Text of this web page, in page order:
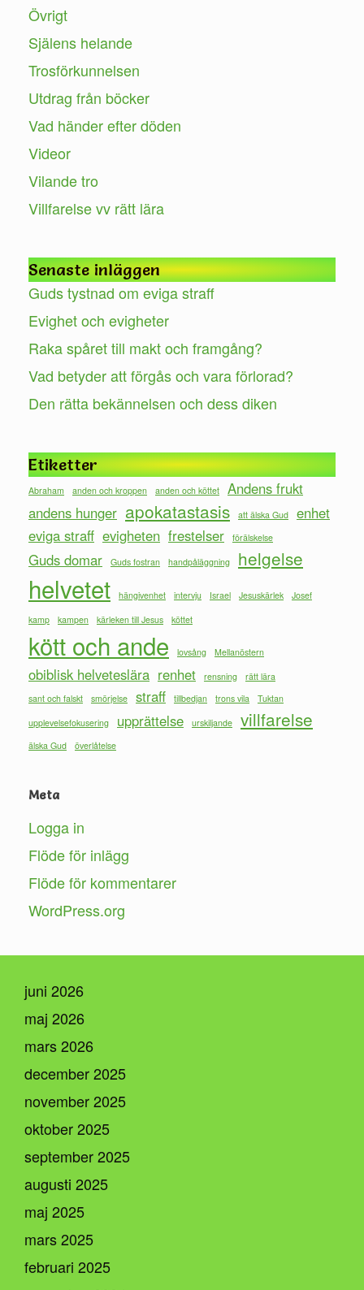
Övrigt
Själens helande
Trosförkunnelsen
Utdrag från böcker
Vad händer efter döden
Videor
Vilande tro
Villfarelse vv rätt lära
Senaste inläggen
Guds tystnad om eviga straff
Evighet och evigheter
Raka spåret till makt och framgång?
Vad betyder att förgås och vara förlorad?
Den rätta bekännelsen och dess diken
Etiketter
Abraham anden och kroppen anden och köttet
Andens frukt
andens hunger apokatastasis att älska Gud
enhet
eviga straff evigheten frestelser förälskelse
Guds domar Guds fostran handpåläggning helgelse
helvetet hängivenhet intervju Israel Jesuskärlek
Josef
kamp
kampen kärleken till Jesus köttet
kött och ande lovsång Mellanöstern
obiblisk helveteslära renhet rensning
rätt lära
sant och falskt
smörjelse straff tillbedjan trons vila
Tuktan
upplevelsefokusering
upprättelse urskiljande villfarelse
älska Gud överlåtelse
Meta
Logga in
Flöde för inlägg
Flöde för kommentarer
WordPress.org
juni 2026
maj 2026
mars 2026
december 2025
november 2025
oktober 2025
september 2025
augusti 2025
maj 2025
mars 2025
februari 2025